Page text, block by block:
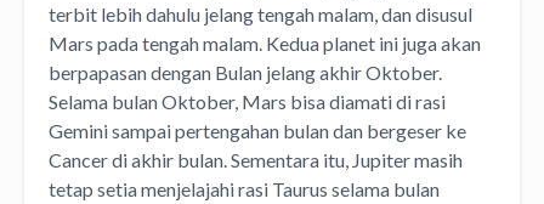
terbit lebih dahulu jelang tengah malam, dan disusul
Mars pada tengah malam. Kedua planet ini juga akan
berpapasan dengan Bulan jelang akhir Oktober.
Selama bulan Oktober, Mars bisa diamati di rasi
Gemini sampai pertengahan bulan dan bergeser ke
Cancer di akhir bulan. Sementara itu, Jupiter masih
tetap setia menjelajahi rasi Taurus selama bulan